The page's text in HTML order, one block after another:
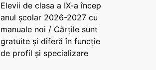
Elevii de clasa a IX-a încep
anul școlar 2026-2027 cu
manuale noi / Cărțile sunt
gratuite și diferă în funcție
de profil și specializare